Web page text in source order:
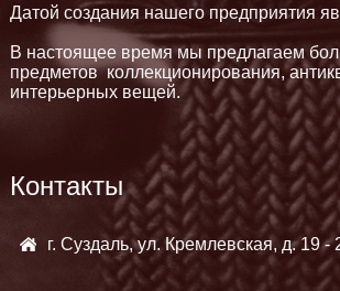
Датой создания нашего предприятия
В настоящее время мы предлагаем
предметов коллекционирования,
интерьерных вещей.
Контакты
г. Суздаль, ул. Кремлевская, д. 19 -